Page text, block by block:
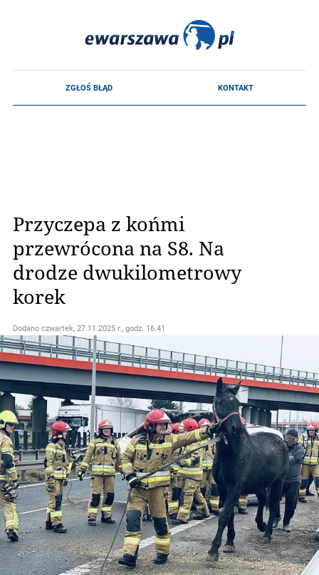
Przyczepa z końmi
przewrócona na S8. Na
drodze dwukilometrowy
korek
Dodano czwartek, 27.11.2025 r., godz. 16.41